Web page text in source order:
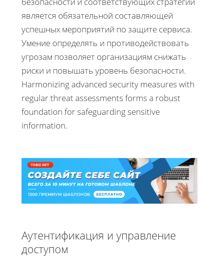
является обязательной составляющей
успешных мероприятий по защите сервиса.
Умение определять и противодействовать
угрозам позволяет организациям снижать
риски и повышать уровень безопасности.
Harmonizing advanced security measures with
regular threat assessments forms a robust
foundation for safeguarding sensitive
information.
Аутентификация и управление
доступом